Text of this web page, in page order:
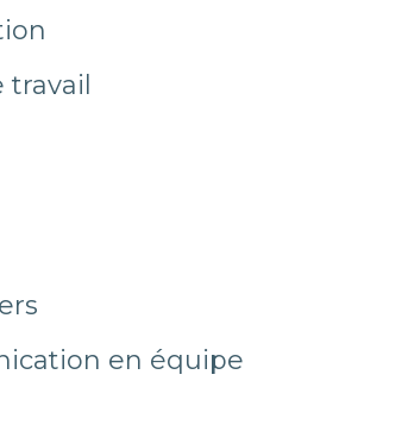
en équipe